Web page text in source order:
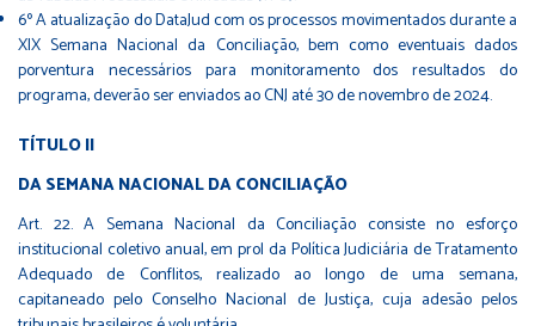
6º A atualização do DataJud com os processos movimentados durante a
XIX Semana Nacional da Conciliação, bem como eventuais dados
porventura necessários para monitoramento dos resultados do
programa, deverão ser enviados ao CNJ até 30 de novembro de 2024.
TÍTULO II
DA SEMANA NACIONAL DA CONCILIAÇÃO
Art. 22. A Semana Nacional da Conciliação consiste no esforço
institucional coletivo anual, em prol da Política Judiciária de Tratamento
Adequado de Conflitos, realizado ao longo de uma semana,
capitaneado pelo Conselho Nacional de Justiça, cuja adesão pelos